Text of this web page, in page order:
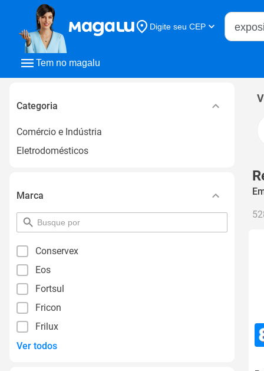
Tem no magalu
Digite seu CEP
Buscar
Categoria
Comércio e Indústria
Eletrodomésticos
Marca
pesquisar
por
Conservex
Eos
Fortsul
Fricon
Frilux
Ver todos